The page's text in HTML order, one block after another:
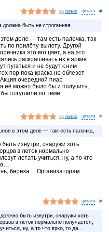
лично #
должна быть не строганная,
деле — там есть палочка, так
по прилёту-вылету. Другой
это его цвет, а на это
раскрашивать их в яркие
пугаться и не будут к ним
пор пока краска не облезет
очередной пиар
её можно было бы и получить,
погуглили по теме
лично #
в этом деле — там есть палочка,
изнутри, снаружи хоть
в леток нормально
летать учиться, ну, а то что
берёза… Организаторам
#
быть изнутри, снаружи хоть
в леток нормально получается,
ну, а то что ярко, то да…